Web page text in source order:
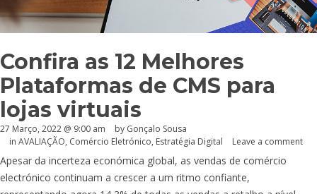
Confira as 12 Melhores
Plataformas de CMS para
lojas virtuais
27 Março, 2022 @ 9:00 am by Gonçalo Sousa
in AVALIAÇÃO, Comércio Eletrónico, Estratégia Digital Leave a comment
Apesar da incerteza económica global, as vendas de comércio
electrónico continuam a crescer a um ritmo confiante,